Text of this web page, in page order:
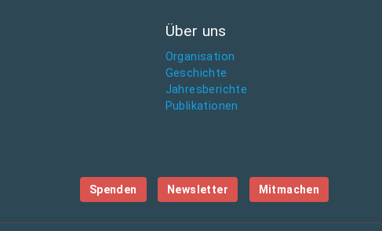
Über uns
Organisation
Geschichte
Jahresberichte
Publikationen
Spenden Newsletter Mitmachen